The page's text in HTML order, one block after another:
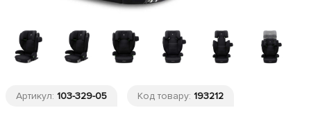
Артикул: 103-329-05 Код товару: 193212